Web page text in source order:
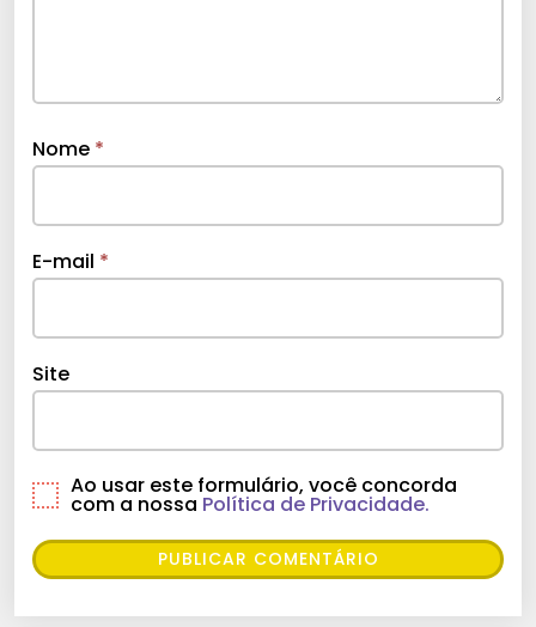
Nome *
E-mail *
Site
Ao usar este formulário, você concorda
com a nossa Política de Privacidade.